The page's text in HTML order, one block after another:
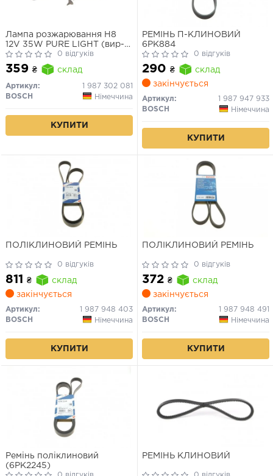
Лампа розжарювання H8
12V 35W PURE LIGHT (вир-
во Bosch)
0 відгуків
359 ₴ склад
Артикул:
1 987 302 081
BOSCH
Німеччина
КУПИТИ
РЕМІНЬ П-КЛИНОВИЙ
6PK884
0 відгуків
290 ₴
склад
закінчується
Артикул:
1 987 947 933
BOSCH
Німеччина
КУПИТИ
ПОЛІКЛИНОВИЙ РЕМІНЬ
0 відгуків
811 ₴
склад
закінчується
Артикул:
1 987 948 403
BOSCH
Німеччина
КУПИТИ
ПОЛІКЛИНОВИЙ РЕМІНЬ
0 відгуків
372 ₴
склад
закінчується
Артикул:
1 987 948 491
BOSCH
Німеччина
КУПИТИ
Ремінь поліклиновий
(6PK2245)
РЕМІНЬ КЛИНОВИЙ